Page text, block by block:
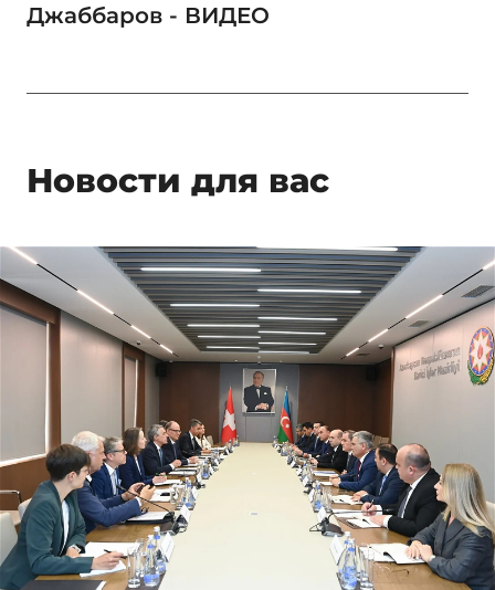
Джаббаров - ВИДЕО
Новости для вас